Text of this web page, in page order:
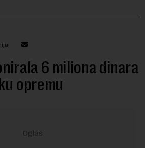
6 miliona dinara
opremu